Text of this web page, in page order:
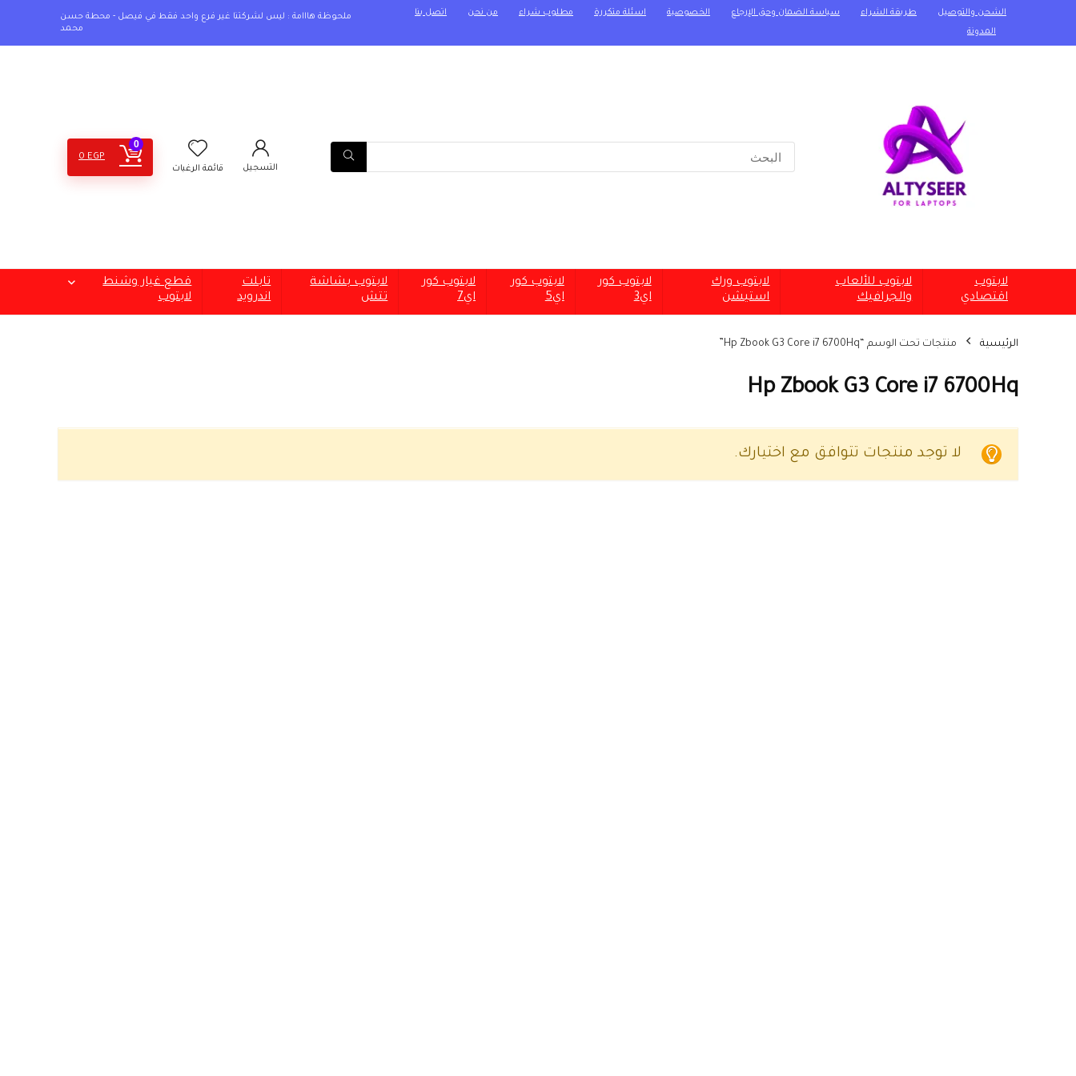
الشحن والتوصيل طريقة الشراء سياسة الضمان وحق الإرجاع الخصوصية اسئلة متكررة مطلوب شراء من نحن
اتصل بنا
المدونة
ملحوظة هااامة : ليس لشركتنا غير فرع واحد فقط في فيصل - محطة حسن
محمد
التسجيل قائمة الرغبات
0
0 EGP
لابتوب
اقتصادي
لابتوب للألعاب
والجرافيك
لابتوب ورك
استيشن
لابتوب كور
اي3
لابتوب كور
اي5
لابتوب كور
اي7
لابتوب بشاشة
تتش
تابلت
اندرويد
قطع غيار وشنط
لابتوب
الرئيسية منتجات تحت الوسم “Hp Zbook G3 Core i7 6700Hq”
Hp Zbook G3 Core i7 6700Hq
لا توجد منتجات تتوافق مع اختيارك.